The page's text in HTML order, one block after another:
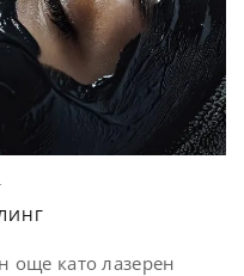
още като лазерен